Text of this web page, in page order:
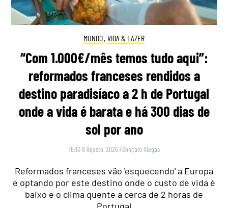
MUNDO, VIDA & LAZER
“Com 1.000€/mês temos tudo aqui”:
reformados franceses rendidos a
destino paradisíaco a 2 h de Portugal
onde a vida é barata e há 300 dias de
sol por ano
18:10 8 Agosto, 2026 | Gonçalo Viegas
Reformados franceses vão 'esquecendo' a Europa
e optando por este destino onde o custo de vida é
baixo e o clima quente a cerca de 2 horas de